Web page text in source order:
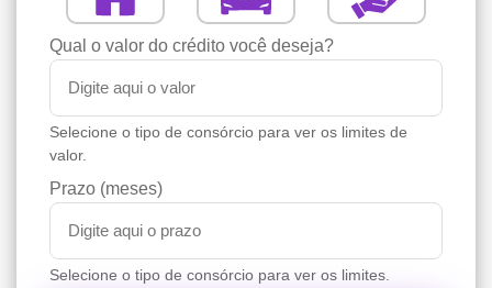
Qual o valor do crédito você deseja?
Selecione o tipo de consórcio para ver os limites de
valor.
Prazo (meses)
Selecione o tipo de consórcio para ver os limites.